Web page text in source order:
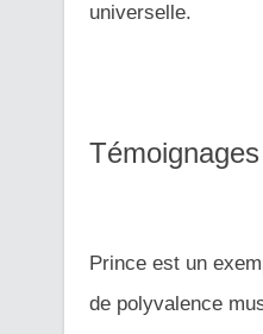
universelle.
Prince est un
de polyvalence